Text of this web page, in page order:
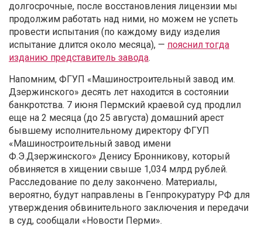
долгосрочные, после восстановления лицензии мы
продолжим работать над ними, но можем не успеть
провести испытания (по каждому виду изделия
испытание длится около месяца), — пояснил тогда
изданию представитель завода.
Напомним, ФГУП «Машиностроительный завод им.
Дзержинского» десять лет находится в состоянии
банкротства. 7 июня Пермский краевой суд продлил
еще на 2 месяца (до 25 августа) домашний арест
бывшему исполнительному директору ФГУП
«Машиностроительный завод имени
Ф.Э.Дзержинского» Денису Бронникову, который
обвиняется в хищении свыше 1,034 млрд рублей.
Расследование по делу закончено. Материалы,
вероятно, будут направлены в Генпрокуратуру РФ для
утверждения обвинительного заключения и передачи
в суд, сообщали «Новости Перми».